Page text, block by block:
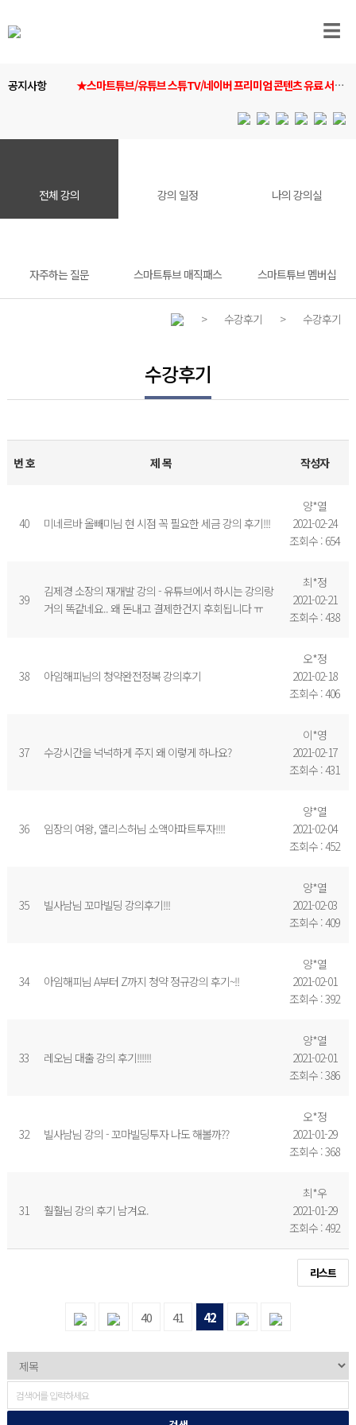
☰
공지사항 ★스마트튜브/유튜브 스튜TV/네이버 프리미엄 콘텐츠 유료 서비
전체 강의 강의 일정 나의 강의실
자주하는 질문 스마트튜브 매직패스 스마트튜브 멤버십
> 수강후기 > 수강후기
수강후기
번 호 제 목 작성자
40 미네르바 올빼미님 현 시점 꼭 필요한 세금 강의 후기!!!
양*열
2021-02-24
조회수 : 654
39
김제경 소장의 재개발 강의 - 유튜브에서 하시는 강의랑
거의 똑같네요.. 왜 돈내고 결제한건지 후회됩니다 ㅠ
최*정
2021-02-21
조회수 : 438
38 아임해피님의 청약완전정복 강의후기
오*정
2021-02-18
조회수 : 406
37 수강시간을 넉넉하게 주지 왜 이렇게 하나요?
이*영
2021-02-17
조회수 : 431
36 임장의 여왕, 앨리스허님 소액아파트투자!!!!
양*열
2021-02-04
조회수 : 452
35 빌사남님 꼬마빌딩 강의후기!!!
양*열
2021-02-03
조회수 : 409
34 아임해피님 A부터 Z까지 청약 정규강의 후기~!!
양*열
2021-02-01
조회수 : 392
33 레오님 대출 강의 후기!!!!!!
양*열
2021-02-01
조회수 : 386
32 빌사남님 강의 - 꼬마빌딩투자 나도 해볼까??
오*정
2021-01-29
조회수 : 368
31 훨훨님 강의 후기 남겨요.
최*우
2021-01-29
조회수 : 492
리스트
40 41 42